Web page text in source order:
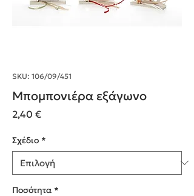
SKU: 106/09/451
Μπομπονιέρα εξάγωνο
2,40 €Τιμή
Σχέδιο *
Ποσότητα *